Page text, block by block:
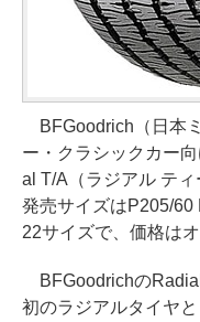
BFGoodrich（日本
ー・クラシックカー
al T/A（ラジアル ティ
発売サイズはP205/
22サイズで、価格は
BFGoodrichの
初のラジアルタイヤ